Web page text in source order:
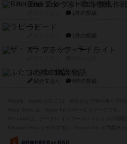
Bitter End ブタペスト救出作戦
1件の投稿
ラピード
1件の投稿
ザ・フラッフィー・ライト
ふたつの城の物語
紹介文あり 6件の投稿